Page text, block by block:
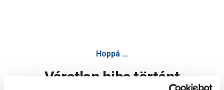
Hoppá ...
Váratlan hiba történt